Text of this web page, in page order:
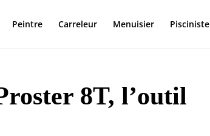
Peintre Carreleur Menuisier Pisciniste
8T, l’outil